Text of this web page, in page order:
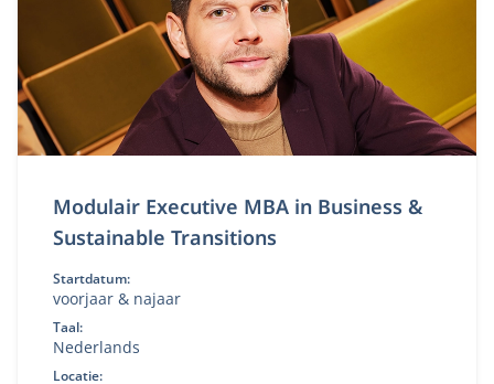
Modulair Executive MBA in Business &
Sustainable Transitions
Startdatum:
voorjaar & najaar
Taal:
Nederlands
Locatie: